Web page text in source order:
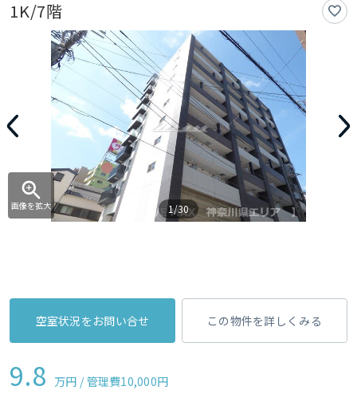
1K/7階
画像を拡大 1/30
空室状況をお問い合せ この物件を詳しくみる
9.8 万円 / 管理費10,000円